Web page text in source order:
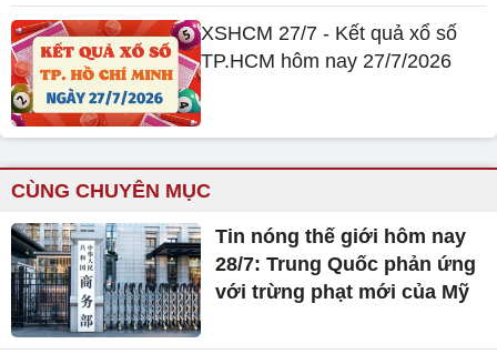
XSHCM 27/7 - Kết quả xổ số
TP.HCM hôm nay 27/7/2026
CÙNG CHUYÊN MỤC
Tin nóng thế giới hôm nay
28/7: Trung Quốc phản ứng
với trừng phạt mới của Mỹ